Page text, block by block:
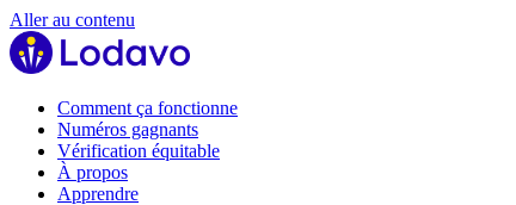
Aller au contenu
Comment ça fonctionne
Numéros gagnants
Vérification équitable
À propos
Apprendre